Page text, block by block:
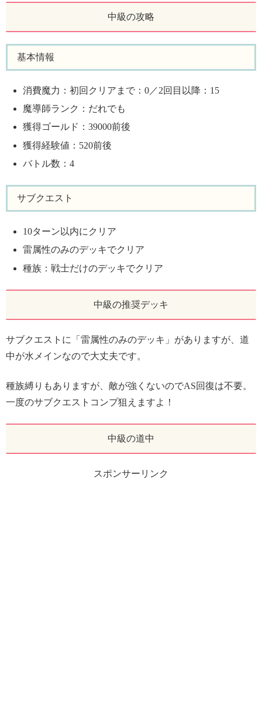
中級の攻略
基本情報
消費魔力：初回クリアまで：0／2回目以降：15
魔導師ランク：だれでも
獲得ゴールド：39000前後
獲得経験値：520前後
バトル数：4
サブクエスト
10ターン以内にクリア
雷属性のみのデッキでクリア
種族：戦士だけのデッキでクリア
中級の推奨デッキ
サブクエストに「雷属性のみのデッキ」がありますが、道
中が水メインなので大丈夫です。
種族縛りもありますが、敵が強くないのでAS回復は不要。
一度のサブクエストコンプ狙えますよ！
中級の道中
スポンサーリンク